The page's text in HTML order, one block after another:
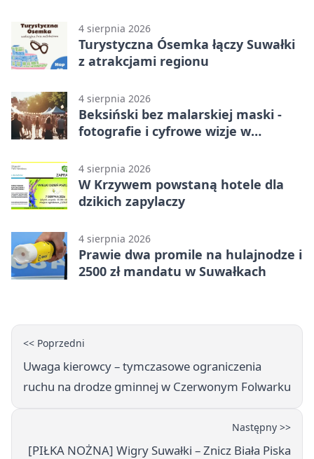
4 sierpnia 2026
Turystyczna Ósemka łączy Suwałki
z atrakcjami regionu
4 sierpnia 2026
Beksiński bez malarskiej maski -
fotografie i cyfrowe wizje w
4 sierpnia 2026
W Krzywem powstaną hotele dla
dzikich zapylaczy
4 sierpnia 2026
Prawie dwa promile na hulajnodze i
2500 zł mandatu w Suwałkach
<< Poprzedni
Uwaga kierowcy – tymczasowe ograniczenia
ruchu na drodze gminnej w Czerwonym Folwarku
Następny >>
[PIŁKA NOŻNA] Wigry Suwałki – Znicz Biała Piska